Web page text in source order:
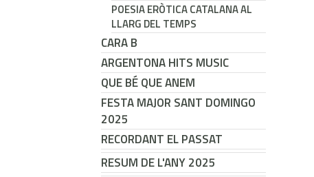
POESIA ERÒTICA CATALANA AL
LLARG DEL TEMPS
CARA B
ARGENTONA HITS MUSIC
QUE BÉ QUE ANEM
FESTA MAJOR SANT DOMINGO
2025
RECORDANT EL PASSAT
RESUM DE L'ANY 2025